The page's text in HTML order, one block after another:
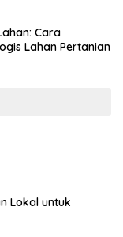
Cara
Lahan Pertanian
Lokal untuk